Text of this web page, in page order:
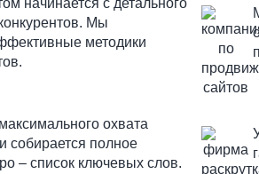
начинается с детального
Мы
методики
охвата
собирается полное
– список ключевых слов.